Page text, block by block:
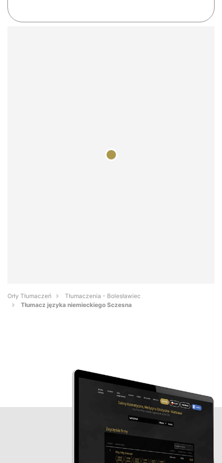
Orły Tłumaczeń
Tłumaczenia - Bolesławiec
Tłumacz języka niemieckiego Sczesna